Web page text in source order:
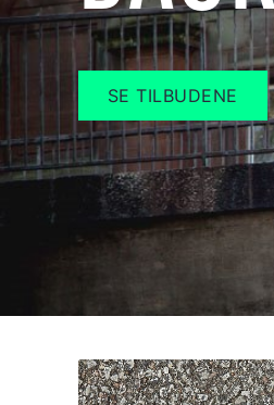
SE TILBUDENE